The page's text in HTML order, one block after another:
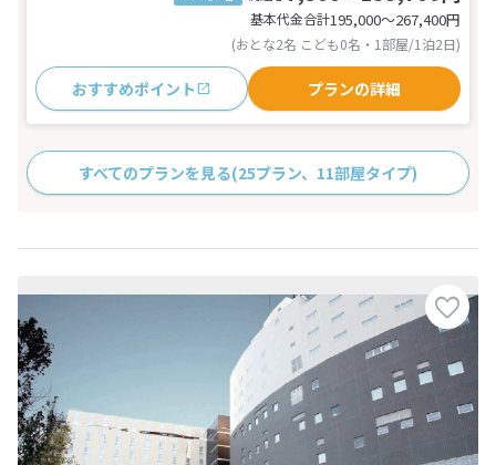
基本代金合計195,000〜267,400円
(おとな2名 こども0名・1部屋/1泊2日)
おすすめポイント プランの詳細
すべてのプランを見る(25プラン、11部屋タイプ)